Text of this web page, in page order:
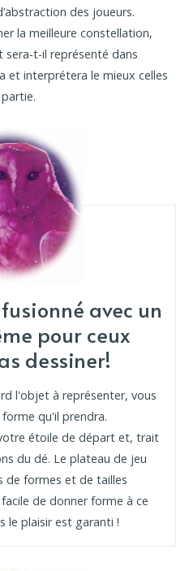
des joueurs.
la meilleure constellation,
sera-t-il représenté dans
et interprétera le mieux celles
avec un
pour ceux
dessiner!
l'objet à représenter, vous
qu'il prendra.
étoile de départ et, trait
du dé. Le plateau de jeu
de formes et de tailles
de donner forme à ce
le plaisir est garanti !